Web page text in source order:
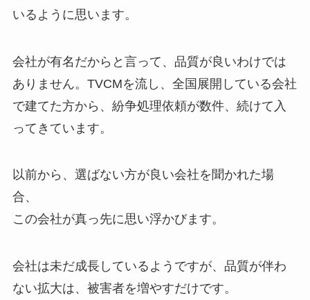
いるように思います。
会社が有名だからと言って、品質が良いわけでは
ありません。TVCMを流し、全国展開している会社
で建てた方から、紛争処理依頼が数件、続けて入
ってきています。
以前から、選ばない方が良い会社を聞かれた場
合、
この会社が真っ先に思い浮かびます。
会社は未だ成長しているようですが、品質が伴わ
ない拡大は、被害者を増やすだけです。